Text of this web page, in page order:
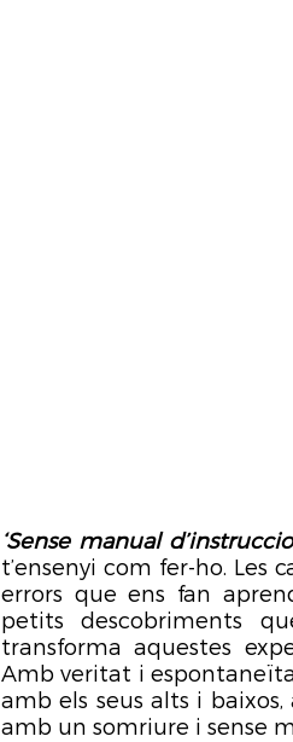
‘Sense manual
t’ensenyi com fer-ho.
errors que ens fan
petits descobriments
transforma aquestes
Amb veritat i
amb els seus alts i
amb un somriure i sense